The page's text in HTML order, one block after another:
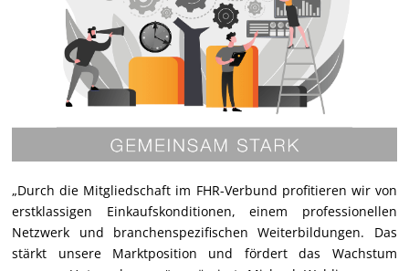
„Durch die Mitgliedschaft im FHR-Verbund profitieren wir von
erstklassigen Einkaufskonditionen, einem professionellen
Netzwerk und branchenspezifischen Weiterbildungen. Das
stärkt unsere Marktposition und fördert das Wachstum